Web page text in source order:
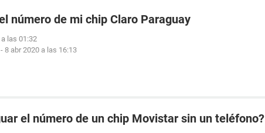
número de mi chip Claro Paraguay
las 01:32
- 8 abr 2020 a las 16:13
el número de un chip Movistar sin un teléfono?